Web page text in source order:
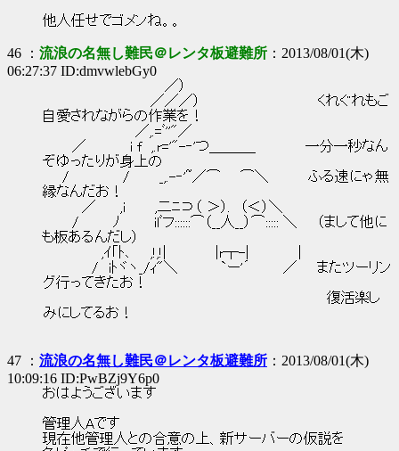
他人任せでゴメンね。。
46 ： 流浪の名無し難民＠レンタ板避難所 ：2013/08/01(木)
06:27:37 ID:dmvwlebGy0
／）
／／／） くれぐれもご
自愛されながらの作業を！
／,.=ﾞ''"／
／ i f ,.r='"-‐'つ＿＿＿_ 一分一秒なん
ぞゆったりが身上の
/ / _,.-‐'~／⌒ ⌒＼ ふる速にゃ無
縁なんだお！
／ ,i ,二ﾆ⊃（ ＞）. （＜）＼
/ ﾉ ilﾞフ::::::⌒（__人__）⌒::::: ＼ （まして他に
も板あるんだし）
,ｲ｢ﾄ､ ,!,!| |r┬-| |
/ iﾄヾヽ_/ｨ"＼ `ー'´ ／ またツーリン
グ行ってきたお！
復活楽し
みにしてるお！
47 ： 流浪の名無し難民＠レンタ板避難所 ：2013/08/01(木)
10:09:16 ID:PwBZj9Y6p0
おはようございます
管理人Aです
現在他管理人との合意の上、新サーバーの仮説を